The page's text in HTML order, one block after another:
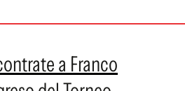
a Franco